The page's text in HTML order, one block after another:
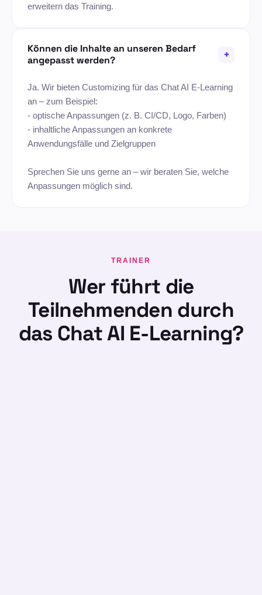
erweitern das Training.
Können die Inhalte an unseren Bedarf
angepasst werden?
+
Ja. Wir bieten Customizing für das Chat AI E-Learning
an – zum Beispiel:
- optische Anpassungen (z. B. CI/CD, Logo, Farben)
- inhaltliche Anpassungen an konkrete
Anwendungsfälle und Zielgruppen
Sprechen Sie uns gerne an – wir beraten Sie, welche
Anpassungen möglich sind.
TRAINER
Wer führt die
Teilnehmenden durch
das Chat AI E-Learning?